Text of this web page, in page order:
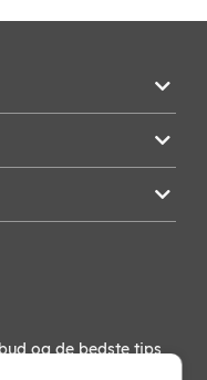
og de bedste tips